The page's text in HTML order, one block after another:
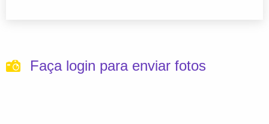
Faça login para enviar fotos